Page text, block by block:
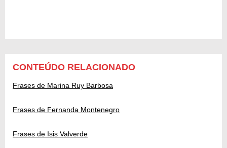
CONTEÚDO RELACIONADO
Frases de Marina Ruy Barbosa
Frases de Fernanda Montenegro
Frases de Isis Valverde